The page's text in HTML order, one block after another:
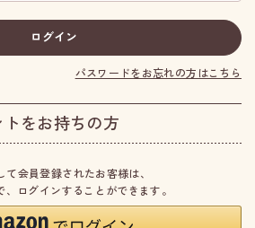
パスワードをお忘れの方はこちら
をお持ちの方
会員登録されたお客様は、
ログインすることができます。